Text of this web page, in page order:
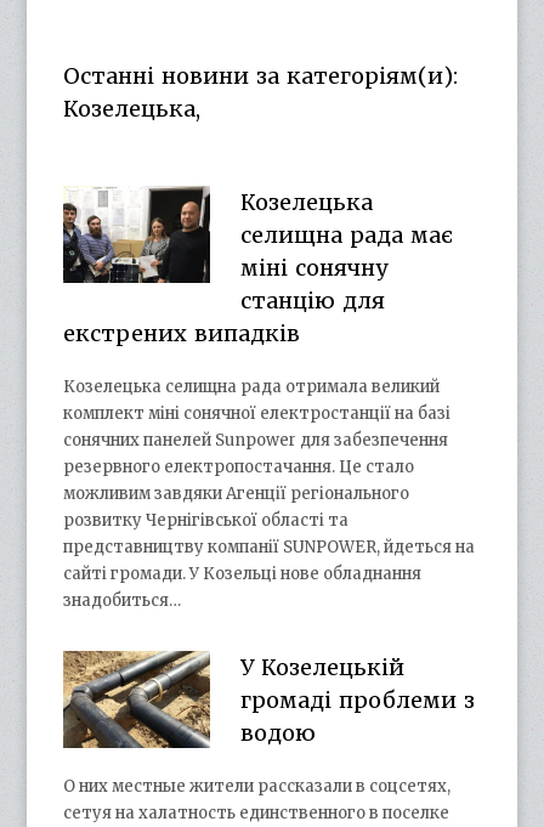
YouTube
Останні новини за категоріям(и):
Козелецька,
Козелецька
селищна рада має
міні сонячну
станцію для
екстрених випадків
Козелецька селищна рада отримала великий
комплект міні сонячної електростанції на базі
сонячних панелей Sunpower для забезпечення
резервного електропостачання. Це стало
можливим завдяки Агенції регіонального
розвитку Чернігівської області та
представництву компанії SUNPOWER, йдеться на
сайті громади. У Козельці нове обладнання
знадобиться…
У Козелецькій
громаді проблеми з
водою
О них местные жители рассказали в соцсетях,
сетуя на халатность единственного в поселке